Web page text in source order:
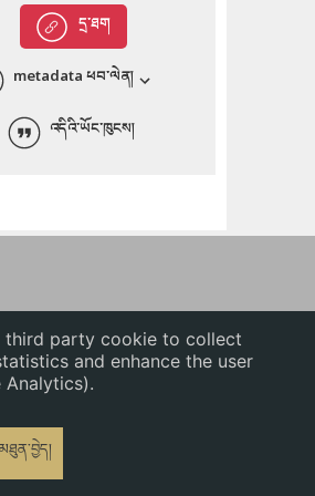
third party cookie to collect
and enhance the user
Analytics).
English
ភាសាខ្មែរ
དྲ་ཐག
metadata ཕབ་ལེན།
འདིའི་ཡོང་ཁུངས།